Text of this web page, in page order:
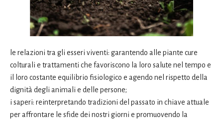
le relazioni tra gli esseri viventi: garantendo alle piante cure
colturali e trattamenti che favoriscono la loro salute nel tempo e
il loro costante equilibrio fisiologico e agendo nel rispetto della
dignità degli animali e delle persone;
i saperi: reinterpretando tradizioni del passato in chiave attuale
per affrontare le sfide dei nostri giorni e promuovendo la